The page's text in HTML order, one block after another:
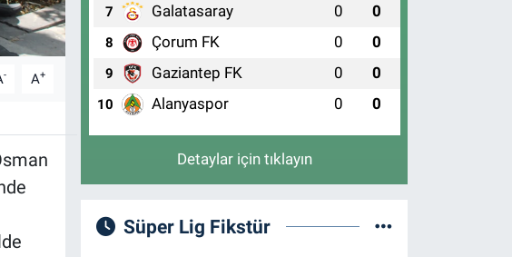
- A+
7 Galatasaray 0 0
8 Çorum FK 0 0
9 Gaziantep FK 0 0
10 Alanyaspor 0 0
Detaylar için tıklayın
Süper Lig Fikstür